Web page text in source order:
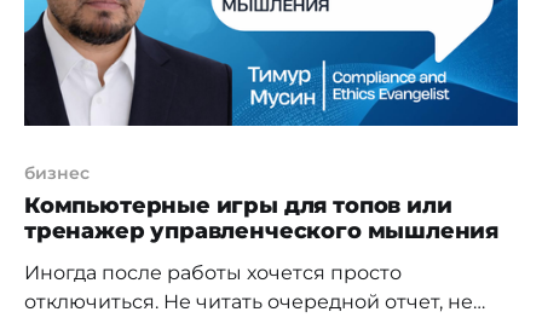
бизнес
Компьютерные игры для топов или
тренажер управленческого мышления
Иногда после работы хочется просто
отключиться. Не читать очередной отчет, не